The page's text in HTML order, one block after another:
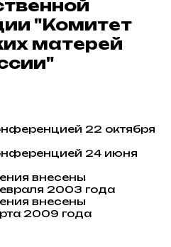
"Комитет
матерей
22 октября
24 июня
внесены
2003 года
внесены
2009 года